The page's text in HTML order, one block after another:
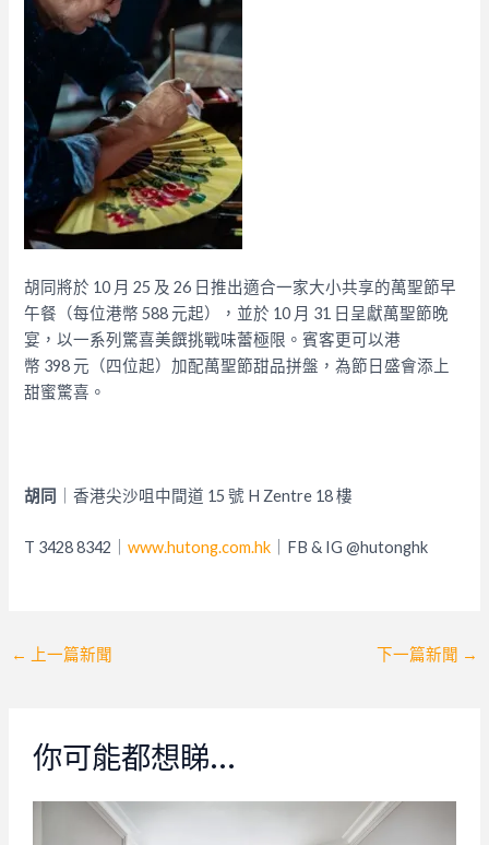
胡同將於 10 月 25 及 26 日推出適合一家大小共享的萬聖節早
午餐（每位港幣 588 元起），並於 10 月 31 日呈獻萬聖節晚
宴，以一系列驚喜美饌挑戰味蕾極限。賓客更可以港
幣 398 元（四位起）加配萬聖節甜品拼盤，為節日盛會添上
甜蜜驚喜。
胡同 ｜香港尖沙咀中間道 15 號 H Zentre 18 樓
T 3428 8342｜www.hutong.com.hk ｜FB & IG @hutonghk
Post
← 上一篇新聞 下一篇新聞 →
你可能都想睇…